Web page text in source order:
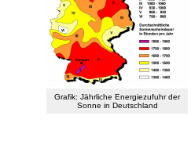
Grafik: Jährliche Energiezufuhr der
Sonne in Deutschland